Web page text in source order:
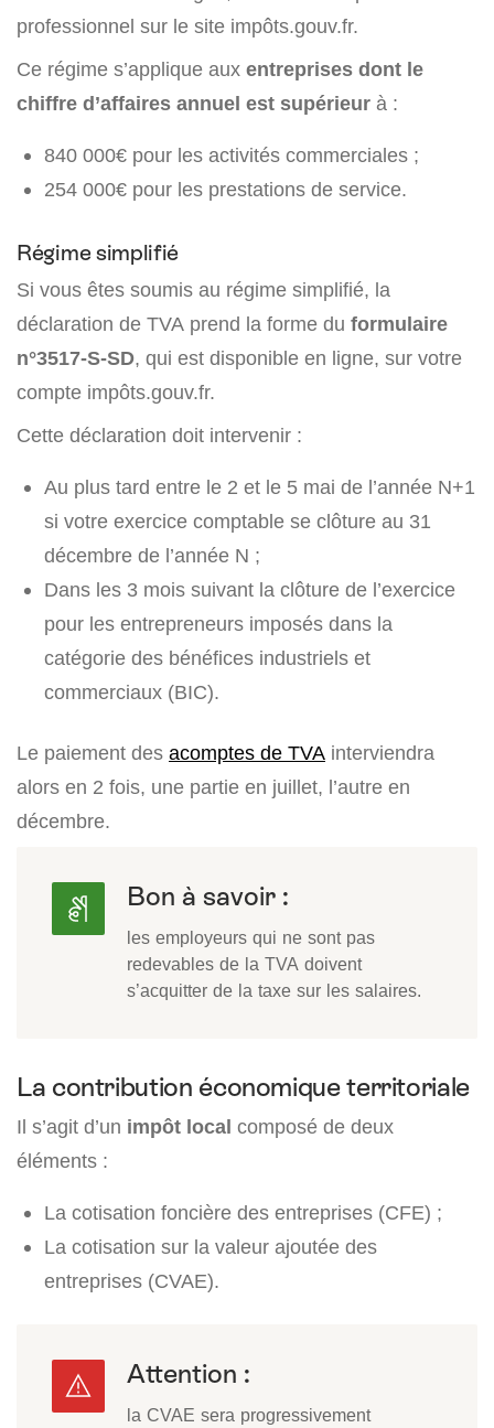
professionnel sur le site impôts.gouv.fr.
Ce régime s’applique aux entreprises dont le
chiffre d’affaires annuel est supérieur à :
840 000€ pour les activités commerciales ;
254 000€ pour les prestations de service.
Régime simplifié
Si vous êtes soumis au régime simplifié, la
déclaration de TVA prend la forme du formulaire
n°3517-S-SD, qui est disponible en ligne, sur votre
compte impôts.gouv.fr.
Cette déclaration doit intervenir :
Au plus tard entre le 2 et le 5 mai de l’année N+1
si votre exercice comptable se clôture au 31
décembre de l’année N ;
Dans les 3 mois suivant la clôture de l’exercice
pour les entrepreneurs imposés dans la
catégorie des bénéfices industriels et
commerciaux (BIC).
Le paiement des acomptes de TVA interviendra
alors en 2 fois, une partie en juillet, l’autre en
décembre.
Bon à savoir :
les employeurs qui ne sont pas
redevables de la TVA doivent
s’acquitter de la taxe sur les salaires.
La contribution économique territoriale
Il s’agit d’un impôt local composé de deux
éléments :
La cotisation foncière des entreprises (CFE) ;
La cotisation sur la valeur ajoutée des
entreprises (CVAE).
Attention :
la CVAE sera progressivement